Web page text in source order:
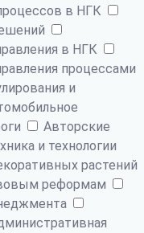
в НГК
в НГК
процессами
и
Авторские
и технологии
растений
реформам